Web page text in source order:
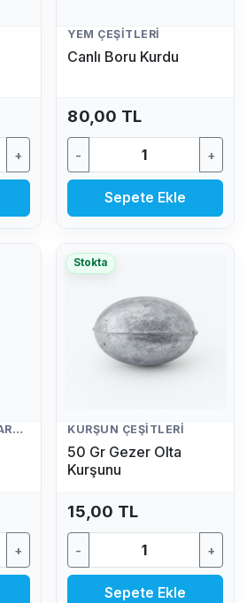
+
YEM ÇEŞITLERI
Canlı Boru Kurdu
80,00 TL
- +
Sepete Ekle
BALIKÇILIK AKSESUARLARI
+
Stokta
KURŞUN ÇEŞITLERI
50 Gr Gezer Olta
Kurşunu
15,00 TL
- +
Sepete Ekle